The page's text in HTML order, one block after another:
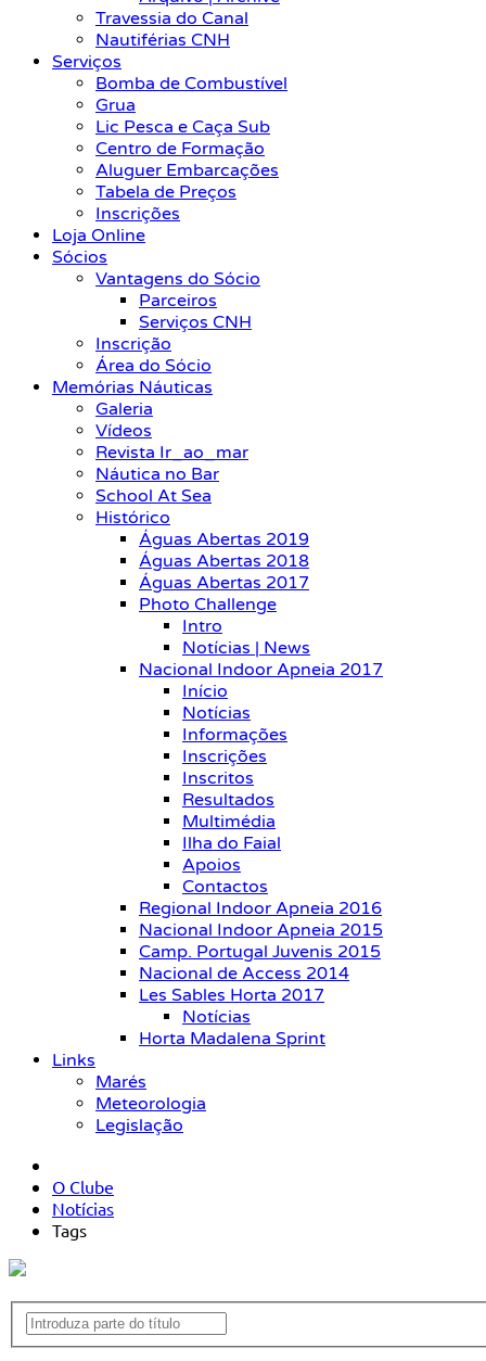
Travessia do Canal
Nautiférias CNH
Serviços
Bomba de Combustível
Grua
Lic Pesca e Caça Sub
Centro de Formação
Aluguer Embarcações
Tabela de Preços
Inscrições
Loja Online
Sócios
Vantagens do Sócio
Parceiros
Serviços CNH
Inscrição
Área do Sócio
Memórias Náuticas
Galeria
Vídeos
Revista Ir_ao_mar
Náutica no Bar
School At Sea
Histórico
Águas Abertas 2019
Águas Abertas 2018
Águas Abertas 2017
Photo Challenge
Intro
Notícias | News
Nacional Indoor Apneia 2017
Início
Notícias
Informações
Inscrições
Inscritos
Resultados
Multimédia
Ilha do Faial
Apoios
Contactos
Regional Indoor Apneia 2016
Nacional Indoor Apneia 2015
Camp. Portugal Juvenis 2015
Nacional de Access 2014
Les Sables Horta 2017
Notícias
Horta Madalena Sprint
Links
Marés
Meteorologia
Legislação
O Clube
Notícias
Tags